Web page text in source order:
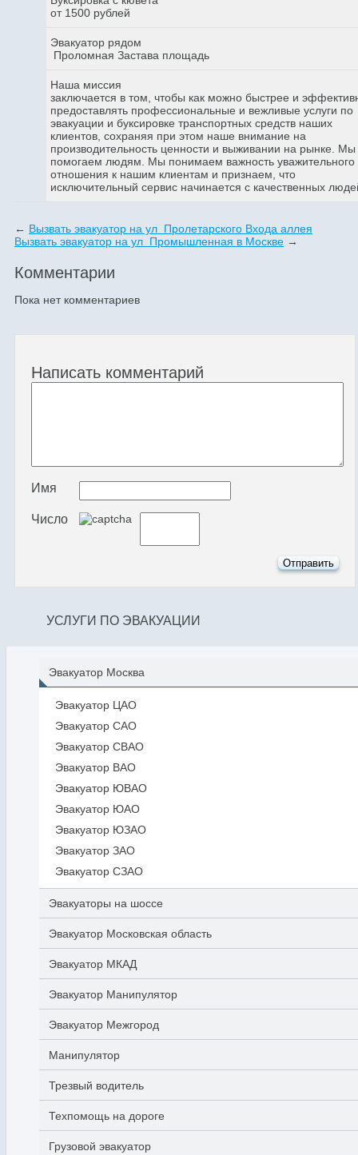
от 1500 рублей
Эвакуатор рядом
Проломная Застава площадь
Наша миссия
заключается в том, чтобы как можно быстрее и
предоставлять профессиональные и вежливые услуги по
эвакуации и буксировке транспортных средств наших
клиентов, сохраняя при этом наше внимание на
производительность ценности и выживании на рынке. Мы
помогаем людям. Мы понимаем важность уважительного
отношения к нашим клиентам и признаем, что
исключительный сервис начинается с качественных
← Вызвать эвакуатор на ул Пролетарского Входа аллея
Вызвать эвакуатор на ул Промышленная в Москве →
Комментарии
Пока нет комментариев
Написать комментарий
Имя
Число
УСЛУГИ ПО ЭВАКУАЦИИ
Эвакуатор Москва
Эвакуатор ЦАО
Эвакуатор САО
Эвакуатор СВАО
Эвакуатор ВАО
Эвакуатор ЮВАО
Эвакуатор ЮАО
Эвакуатор ЮЗАО
Эвакуатор ЗАО
Эвакуатор СЗАО
Эвакуаторы на шоссе
Эвакуатор Московская область
Эвакуатор МКАД
Эвакуатор Манипулятор
Эвакуатор Межгород
Манипулятор
Трезвый водитель
Техпомощь на дороге
Грузовой эвакуатор